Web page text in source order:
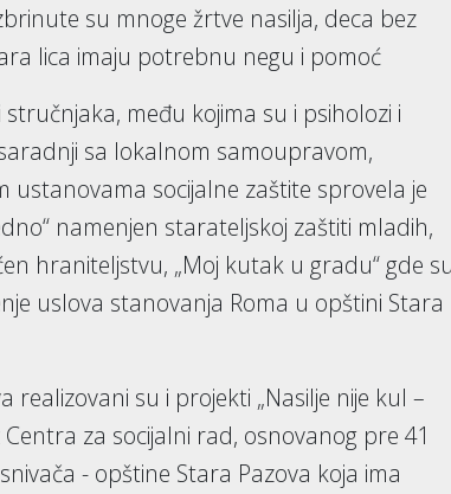
su mnoge žrtve nasilja, deca bez
lica imaju potrebnu negu i pomoć
među kojima su i psiholozi i
sa lokalnom samoupravom,
socijalne zaštite sprovela je
namenjen starateljskoj zaštiti mladih,
hraniteljstvu, „Moj kutak u gradu“ gde
uslova stanovanja Roma u opštini Stara
su i projekti „Nasilje nije kul –
Centra za socijalni rad, osnovanog pre 41
- opštine Stara Pazova koja ima